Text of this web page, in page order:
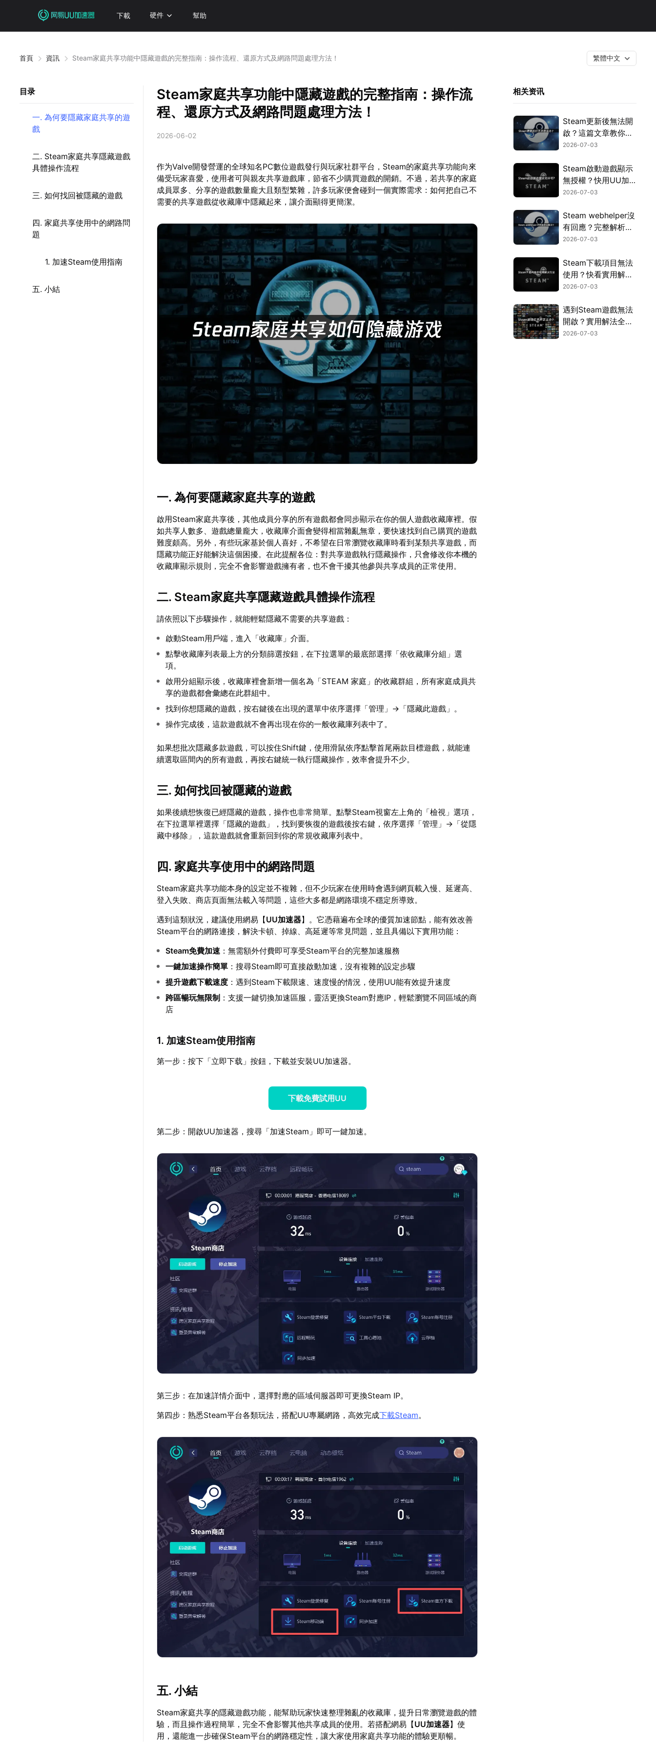
下載 硬件 幫助
首頁 資訊 Steam家庭共享功能中隱藏遊戲的完整指南：操作流程、還原方式及網路問題處理方法！ 繁體中文
目录
一. 為何要隱藏家庭共享的遊
戲
二. Steam家庭共享隱藏遊戲
具體操作流程
三. 如何找回被隱藏的遊戲
四. 家庭共享使用中的網路問
題
1. 加速Steam使用指南
五. 小結
Steam家庭共享功能中隱藏遊戲的完整指南：操作流
程、還原方式及網路問題處理方法！
2026-06-02
作为Valve開發營運的全球知名PC數位遊戲發行與玩家社群平台，Steam的家庭共享功能向來
備受玩家喜愛，使用者可與親友共享遊戲庫，節省不少購買遊戲的開銷。不過，若共享的家庭
成員眾多、分享的遊戲數量龐大且類型繁雜，許多玩家便會碰到一個實際需求：如何把自己不
需要的共享遊戲從收藏庫中隱藏起來，讓介面顯得更簡潔。
一. 為何要隱藏家庭共享的遊戲
啟用Steam家庭共享後，其他成員分享的所有遊戲都會同步顯示在你的個人遊戲收藏庫裡。假
如共享人數多、遊戲總量龐大，收藏庫介面會變得相當雜亂無章，要快速找到自己購買的遊戲
難度頗高。另外，有些玩家基於個人喜好，不希望在日常瀏覽收藏庫時看到某類共享遊戲，而
隱藏功能正好能解決這個困擾。在此提醒各位：對共享遊戲執行隱藏操作，只會修改你本機的
收藏庫顯示規則，完全不會影響遊戲擁有者，也不會干擾其他參與共享成員的正常使用。
二. Steam家庭共享隱藏遊戲具體操作流程
請依照以下步驟操作，就能輕鬆隱藏不需要的共享遊戲：
啟動Steam用戶端，進入「收藏庫」介面。
點擊收藏庫列表最上方的分類篩選按鈕，在下拉選單的最底部選擇「依收藏庫分組」選
項。
啟用分組顯示後，收藏庫裡會新增一個名為「STEAM 家庭」的收藏群組，所有家庭成員共
享的遊戲都會彙總在此群組中。
找到你想隱藏的遊戲，按右鍵後在出現的選單中依序選擇「管理」→「隱藏此遊戲」。
操作完成後，這款遊戲就不會再出現在你的一般收藏庫列表中了。
如果想批次隱藏多款遊戲，可以按住Shift鍵，使用滑鼠依序點擊首尾兩款目標遊戲，就能連
續選取區間內的所有遊戲，再按右鍵統一執行隱藏操作，效率會提升不少。
三. 如何找回被隱藏的遊戲
如果後續想恢復已經隱藏的遊戲，操作也非常簡單。點擊Steam視窗左上角的「檢視」選項，
在下拉選單裡選擇「隱藏的遊戲」，找到要恢復的遊戲後按右鍵，依序選擇「管理」→「從隱
藏中移除」，這款遊戲就會重新回到你的常規收藏庫列表中。
四. 家庭共享使用中的網路問題
Steam家庭共享功能本身的設定並不複雜，但不少玩家在使用時會遇到網頁載入慢、延遲高、
登入失敗、商店頁面無法載入等問題，這些大多都是網路環境不穩定所導致。
遇到這類狀況，建議使用網易【UU加速器】。它憑藉遍布全球的優質加速節點，能有效改善
Steam平台的網路連接，解決卡頓、掉線、高延遲等常見問題，並且具備以下實用功能：
Steam免費加速 ：無需額外付費即可享受Steam平台的完整加速服務
一鍵加速操作簡單 ：搜尋Steam即可直接啟動加速，沒有複雜的設定步驟
提升遊戲下載速度 ：遇到Steam下載限速、速度慢的情況，使用UU能有效提升速度
跨區暢玩無限制 ：支援一鍵切換加速區服，靈活更換Steam對應IP，輕鬆瀏覽不同區域的商
店
1. 加速Steam使用指南
第一步：按下「立即下载」按鈕，下載並安裝UU加速器。
下載免費試用UU
第二步：開啟UU加速器，搜尋「加速Steam」即可一鍵加速。
第三步：在加速詳情介面中，選擇對應的區域伺服器即可更換Steam IP。
第四步：熟悉Steam平台各類玩法，搭配UU專屬網路，高效完成下載Steam。
五. 小結
Steam家庭共享的隱藏遊戲功能，能幫助玩家快速整理雜亂的收藏庫，提升日常瀏覽遊戲的體
驗，而且操作過程簡單，完全不會影響其他共享成員的使用。若搭配網易【UU加速器】使
用，還能進一步確保Steam平台的網路穩定性，讓大家使用家庭共享功能的體驗更順暢。
相关资讯
Steam更新後無法開
啟？這篇文章教你用
UU加速器迅速搞
2026-07-03
Steam啟動遊戲顯示
無授權？快用UU加
速器免費提升授權驗
2026-07-03
Steam webhelper沒
有回應？完整解析原
因與解決方法！
2026-07-03
Steam下載項目無法
使用？快看實用解決
方法！
2026-07-03
遇到Steam遊戲無法
開啟？實用解法全面
彙整！
2026-07-03